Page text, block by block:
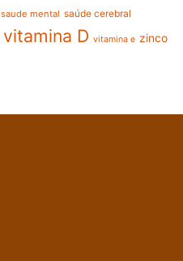
saude mental saúde cerebral
vitamina D vitamina e zinco